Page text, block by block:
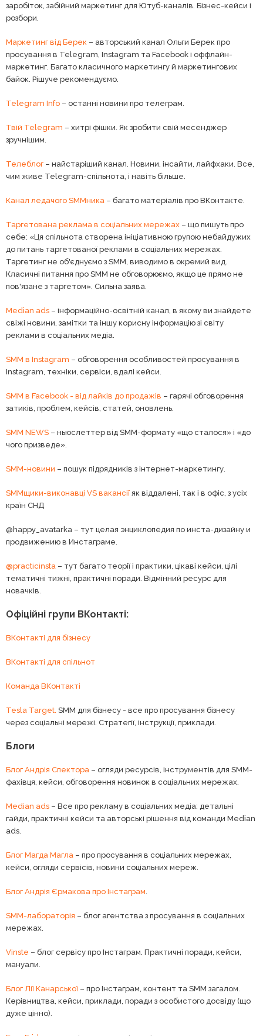
заробіток, забійний маркетинг для Ютуб-каналів. Бізнес-кейси і
розбори.
Маркетинг від Берек – авторський канал Ольги Берек про
просування в Telegram, Instagram та Facebook і оффлайн-
маркетинг. Багато класичного маркетингу й маркетингових
байок. Рішуче рекомендуємо.
Telegram Info – останні новини про телеграм.
Твій Telegram – хитрі фішки. Як зробити свій месенджер
зручнішим.
Телеблог – найстаріший канал. Новини, інсайти, лайфхаки. Все,
чим живе Telegram-спільнота, і навіть більше.
Канал ледачого SMMника – багато матеріалів про ВКонтакте.
Таргетована реклама в соціальних мережах – що пишуть про
себе: «Ця спільнота створена ініціативною групою небайдужих
до питань таргетованої реклами в соціальних мережах.
Таргетинг не об'єднуємо з SMM, виводимо в окремий вид.
Класичні питання про SMM не обговорюємо, якщо це прямо не
пов'язане з таргетом». Сильна заява.
Median ads – інформаційно-освітній канал, в якому ви знайдете
свіжі новини, замітки та іншу корисну інформацію зі світу
реклами в соціальних медіа.
SMM в Instagram – обговорення особливостей просування в
Instagram, техніки, сервіси, вдалі кейси.
SMM в Facebook - від лайків до продажів – гарячі обговорення
затиків, проблем, кейсів, статей, оновлень.
SMM NEWS – ньюслеттер від SMM-формату «що сталося» і «до
чого призведе».
SMM-новини – пошук підрядників з інтернет-маркетингу.
SMMщики-виконавці VS вакансії як віддалені, так і в офіс, з усіх
країн СНД
@happy_avatarka – тут целая энциклопедия по инста-дизайну и
продвижению в Инстаграме.
@practicinsta – тут багато теорії і практики, цікаві кейси, цілі
тематичні тижні, практичні поради. Відмінний ресурс для
новачків.
Офіційні групи ВКонтакті:
ВКонтакті для бізнесу
ВКонтакті для спільнот
Команда ВКонтакті
Tesla Target. SMM для бізнесу - все про просування бізнесу
через соціальні мережі. Стратегії, інструкції, приклади.
Блоги
Блог Андрія Спектора – огляди ресурсів, інструментів для SMM-
фахівця, кейси, обговорення новинок в соціальних мережах.
Median ads – Все про рекламу в соціальних медіа: детальні
гайди, практичні кейси та авторські рішення від команди Median
ads.
Блог Магда Магла – про просування в соціальних мережах,
кейси, огляди сервісів, новини соціальних мереж.
Блог Андрія Єрмакова про Інстаграм
SMM-лабораторія – блог агентства з просування в соціальних
мережах.
Vinste – блог сервісу про Інстаграм. Практичні поради, кейси,
мануали.
Блог Лії Канарської – про Інстаграм, контент та SMM загалом.
Керівництва, кейси, приклади, поради з особистого досвіду (що
дуже цінно).